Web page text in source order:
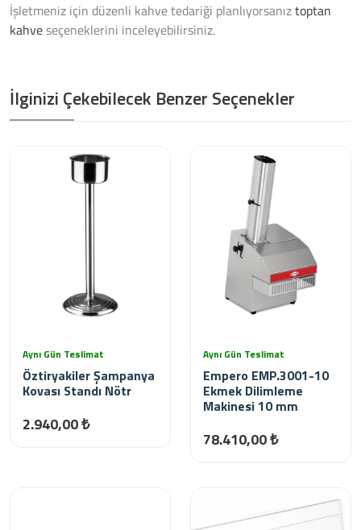
İşletmeniz için düzenli kahve tedariği planlıyorsanıztoptan
kahveseçeneklerini inceleyebilirsiniz.
İlginizi Çekebilecek Benzer Seçenekler
Aynı Gün Teslimat
Öztiryakiler Şampanya
Kovası Standı Nötr
2.940,00 ₺
Aynı Gün Teslimat
Empero EMP.3001-10
Ekmek Dilimleme
Makinesi 10 mm
78.410,00 ₺